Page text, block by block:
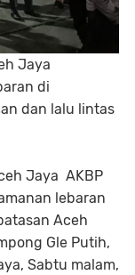
Jaya
di
dan lalu lintas
Jaya AKBP
lebaran
Aceh
Gle Putih,
Sabtu malam,